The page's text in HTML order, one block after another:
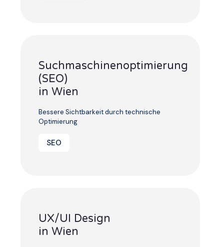
Suchmaschinenoptimierung
(SEO)
in Wien
Bessere Sichtbarkeit durch technische
Optimierung
SEO
UX/UI Design
in Wien